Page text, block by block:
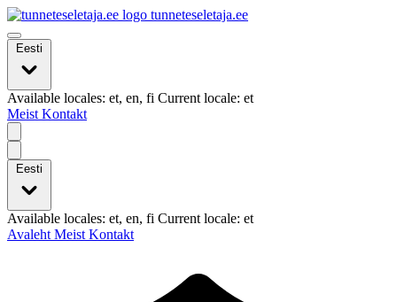
tunneteseletaja.ee
Eesti
Available locales: et, en, fi Current locale: et
Meist Kontakt
Eesti
Available locales: et, en, fi Current locale: et
Avaleht Meist Kontakt